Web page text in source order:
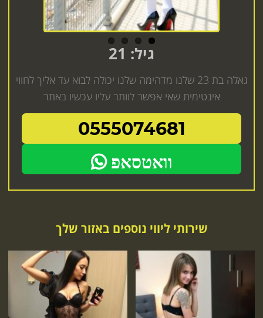
גיל: 21
גאלה בת 23 שלנו מדהימה שלנו יכולה לבוא עד אליך לחווי
אינטימית שאי אפשר לוותר עליו עכשיו באתר
0555074681
וואטסאפ
שירותי ליווי נוספים באזור שלך